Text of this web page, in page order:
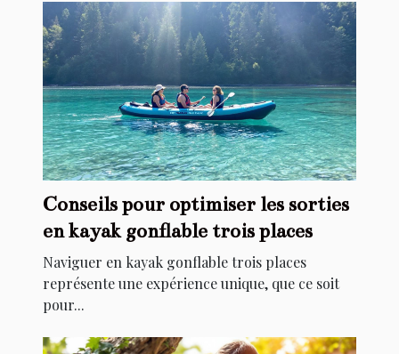
Conseils pour optimiser les sorties
en kayak gonflable trois places
Naviguer en kayak gonflable trois places
représente une expérience unique, que ce soit
pour...